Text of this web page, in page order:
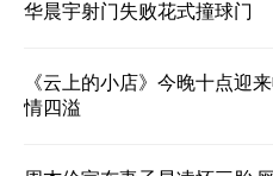
华晨宇射门失败花式撞球门
《云上的小店》今晚十点迎
情四溢